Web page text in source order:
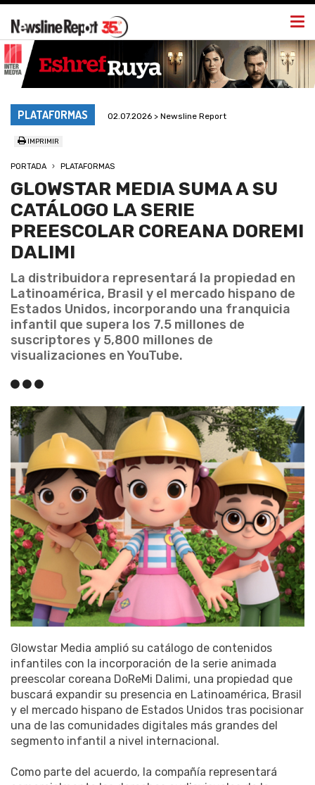
PLATAFORMAS 02.07.2026 > Newsline Report
IMPRIMIR
PORTADA PLATAFORMAS
GLOWSTAR MEDIA SUMA A SU
CATÁLOGO LA SERIE
PREESCOLAR COREANA DOREMI
DALIMI
La distribuidora representará la propiedad en
Latinoamérica, Brasil y el mercado hispano de
Estados Unidos, incorporando una franquicia
infantil que supera los 7.5 millones de
suscriptores y 5,800 millones de
visualizaciones en YouTube.
Glowstar Media amplió su catálogo de contenidos
infantiles con la incorporación de la serie animada
preescolar coreana DoReMi Dalimi, una propiedad que
buscará expandir su presencia en Latinoamérica, Brasil
y el mercado hispano de Estados Unidos tras pocisionar
una de las comunidades digitales más grandes del
segmento infantil a nivel internacional.
Como parte del acuerdo, la compañía representará